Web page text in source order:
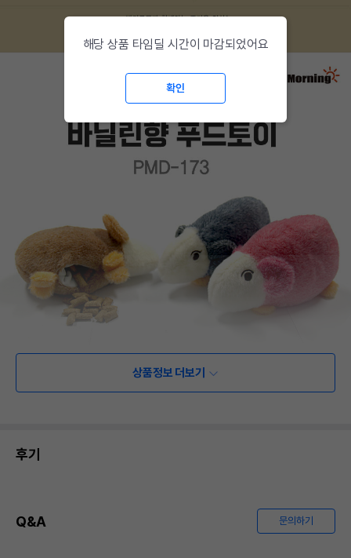
상품정보 더보기
후기
Q&A 문의하기
해당 상품 타임딜 시간이 마감되었어요
확인